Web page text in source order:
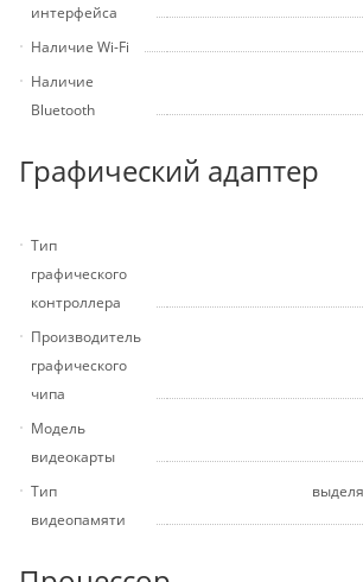
интерфейса
Наличие Wi-Fi
Наличие
Bluetooth
Графический адаптер
Тип
графического
контроллера
Производитель
графического
чипа
Модель
видеокарты
Тип
видеопамяти